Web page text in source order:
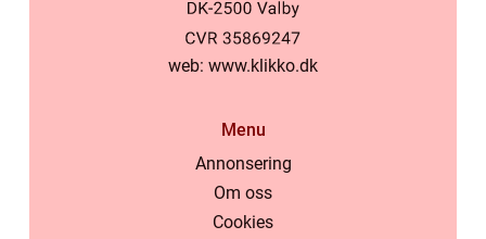
web: www.klikko.dk
Menu
Annonsering
Om oss
Cookies